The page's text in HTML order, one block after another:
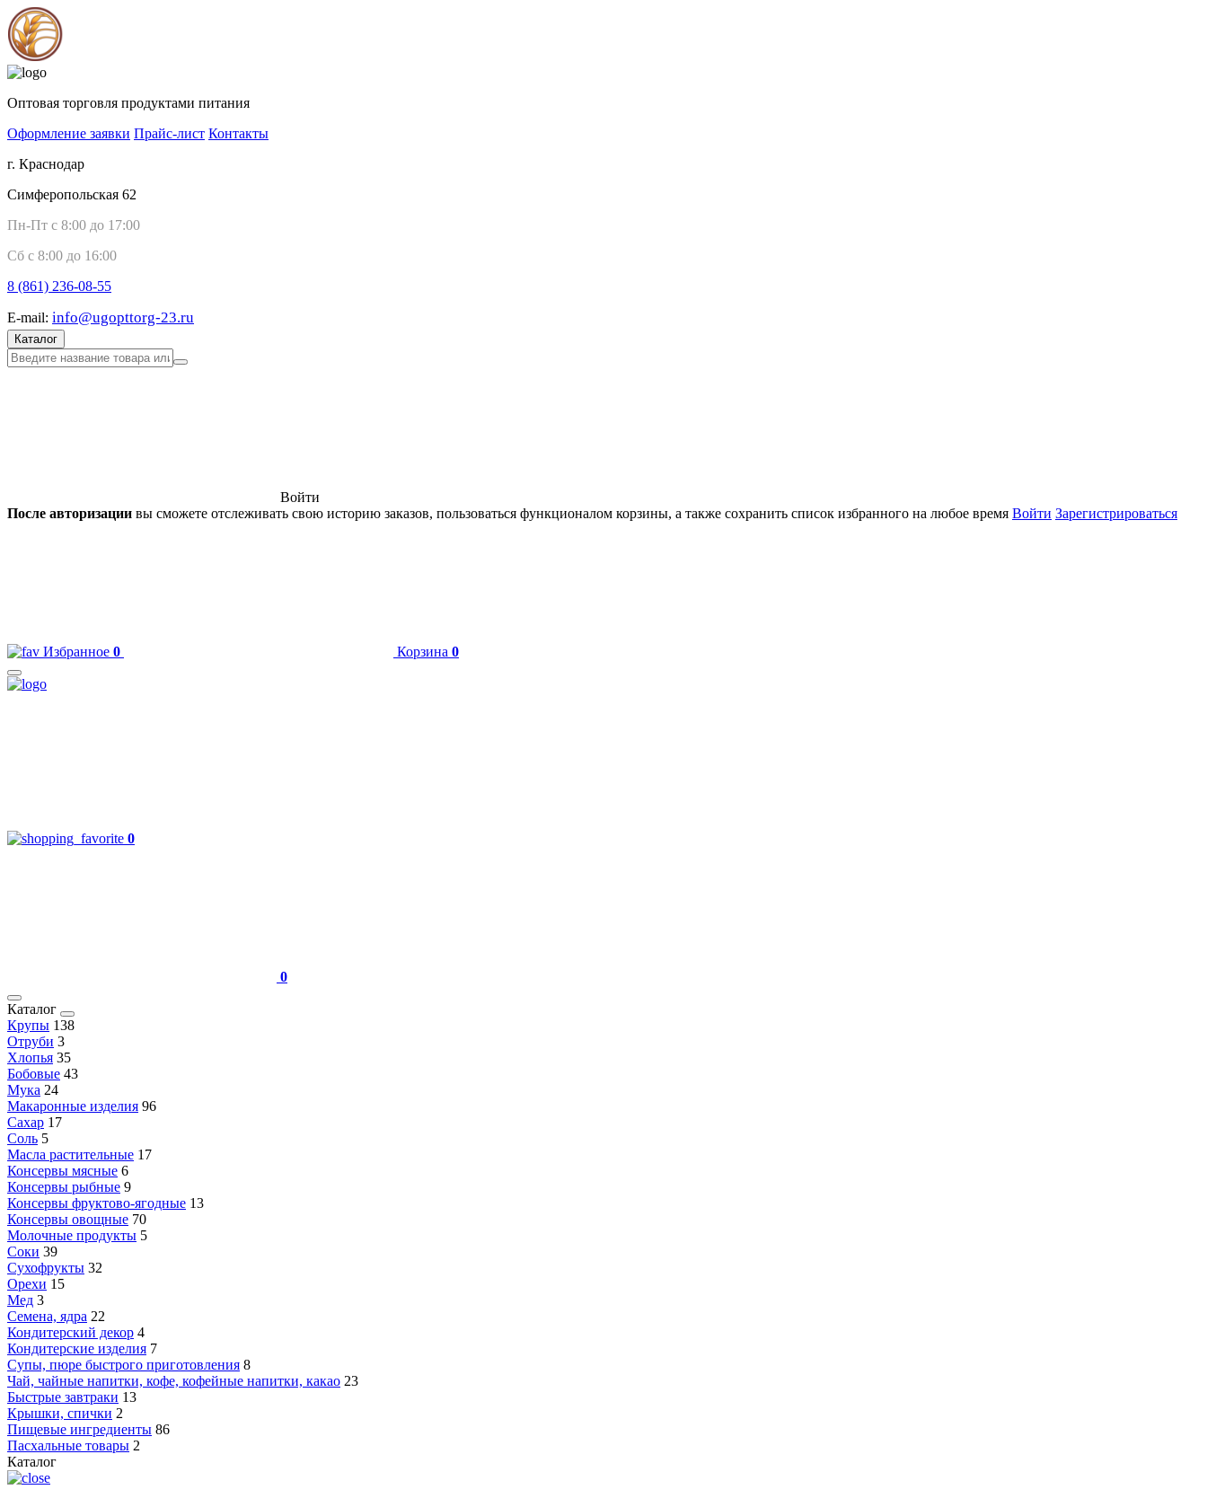
Оптовая торговля продуктами питания
Оформление заявки Прайс-лист Контакты
г. Краснодар
Симферопольская 62
Пн-Пт с 8:00 до 17:00
Сб с 8:00 до 16:00
8 (861) 236-08-55
E-mail: info@ugopttorg-23.ru
Каталог
Войти
После авторизации вы сможете отслеживать свою историю заказов, пользоваться функционалом корзины, а также сохранить список избранного на любое время Войти Зарегистрироваться
Избранное 0 Корзина 0
0
0
Каталог
Крупы 138
Отруби 3
Хлопья 35
Бобовые 43
Мука 24
Макаронные изделия 96
Сахар 17
Соль 5
Масла растительные 17
Консервы мясные 6
Консервы рыбные 9
Консервы фруктово-ягодные 13
Консервы овощные 70
Молочные продукты 5
Соки 39
Сухофрукты 32
Орехи 15
Мед 3
Семена, ядра 22
Кондитерский декор 4
Кондитерские изделия 7
Супы, пюре быстрого приготовления 8
Чай, чайные напитки, кофе, кофейные напитки, какао 23
Быстрые завтраки 13
Крышки, спички 2
Пищевые ингредиенты 86
Пасхальные товары 2
Каталог